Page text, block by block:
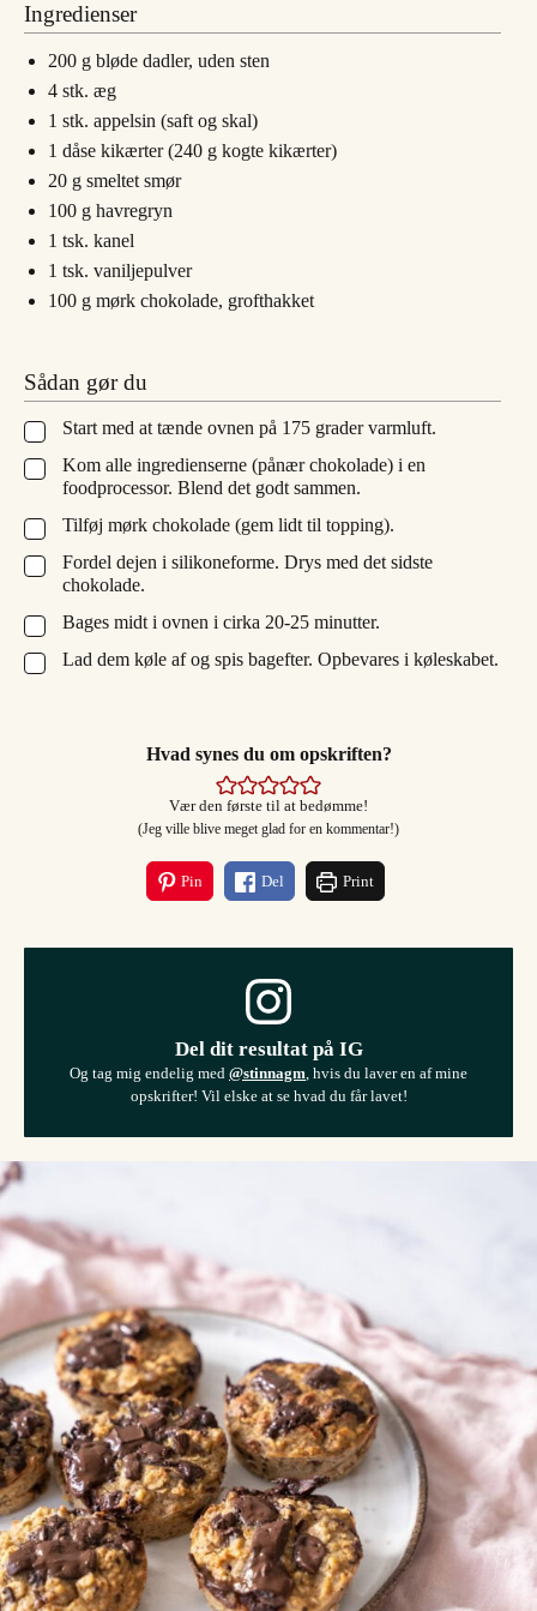
Ingredienser
200 g bløde dadler, uden sten
4 stk. æg
1 stk. appelsin (saft og skal)
1 dåse kikærter (240 g kogte kikærter)
20 g smeltet smør
100 g havregryn
1 tsk. kanel
1 tsk. vaniljepulver
100 g mørk chokolade, grofthakket
Sådan gør du
▢
Start med at tænde ovnen på 175 grader varmluft.
▢
Kom alle ingredienserne (pånær chokolade) i en
foodprocessor. Blend det godt sammen.
▢
Tilføj mørk chokolade (gem lidt til topping).
▢
Fordel dejen i silikoneforme. Drys med det sidste
chokolade.
▢
Bages midt i ovnen i cirka 20-25 minutter.
▢
Lad dem køle af og spis bagefter. Opbevares i køleskabet.
Hvad synes du om opskriften?
Vær den første til at bedømme!
(Jeg ville blive meget glad for en kommentar!)
Pin Del Print
Del dit resultat på IG
Og tag mig endelig med @stinnagm , hvis du laver en af mine
opskrifter! Vil elske at se hvad du får lavet!